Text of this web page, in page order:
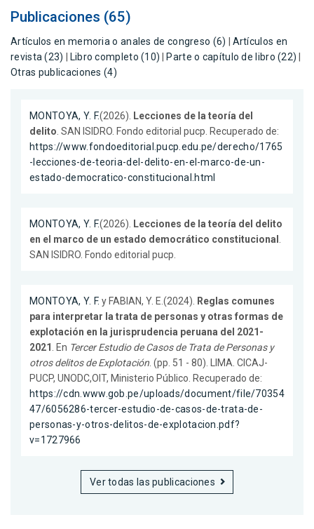
Publicaciones (65)
Artículos en memoria o anales de congreso (6)
Artículos en
revista (23)
Libro completo (10) Parte o capítulo de libro (22)
Otras publicaciones (4)
MONTOYA, Y. F.(2026).
Lecciones de la teoría del
delito . SAN ISIDRO. Fondo editorial pucp. Recuperado de:
https://www.fondoeditorial.pucp.edu.pe/derecho/1765
-lecciones-de-teoria-del-delito-en-el-marco-de-un-
estado-democratico-constitucional.html
MONTOYA, Y. F.(2026).
Lecciones de la teoría del delito
en el marco de un estado democrático constitucional
SAN ISIDRO. Fondo editorial pucp.
MONTOYA, Y. F. y FABIAN, Y. E.(2024).
Reglas comunes
para interpretar la trata de personas y otras formas de
explotación en la jurisprudencia peruana del 2021-
2021
. En Tercer Estudio de Casos de Trata de Personas y
otros delitos de Explotación . (pp. 51 - 80). LIMA. CICAJ-
PUCP, UNODC,OIT, Ministerio Público. Recuperado de:
https://cdn.www.gob.pe/uploads/document/file/70354
47/6056286-tercer-estudio-de-casos-de-trata-de-
personas-y-otros-delitos-de-explotacion.pdf?
v=1727966
Ver todas las publicaciones